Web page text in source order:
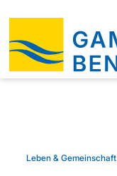
Leben & Gemeinschaft